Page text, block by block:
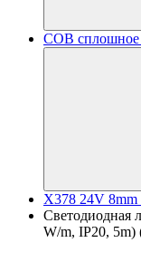
COB сплошное
X378 24V 8mm
Светодиодная
W/m, IP20,